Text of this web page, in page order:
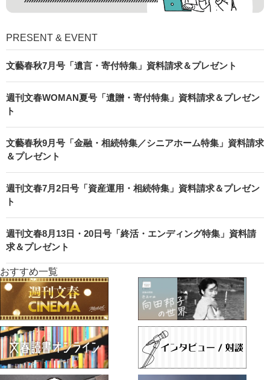
PRESENT & EVENT
文藝春秋7月号「遺言・寄付特集」資料請求＆プレゼント
週刊文春WOMAN夏号「遺贈・寄付特集」資料請求＆プレゼン
ト
文藝春秋9月号「金融・相続特集／シニアホーム特集」資料請求
＆プレゼント
週刊文春7月2日号「資産運用・相続特集」資料請求＆プレゼン
ト
週刊文春8月13日・20日号「終活・エンディング特集」資料請
求＆プレゼント
おすすめ一覧